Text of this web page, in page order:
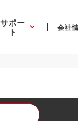
サポー
ト 会社